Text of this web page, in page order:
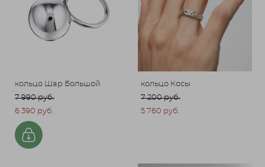
кольцо Шар Большой
7 990 pуб.
6 390 pуб.
кольцо Косы
7 200 pуб.
5 760 pуб.